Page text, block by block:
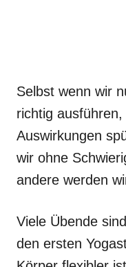
Selbst wenn wir
richtig
Auswirkungen
wir ohne
andere werden
Viele Übende
den ersten